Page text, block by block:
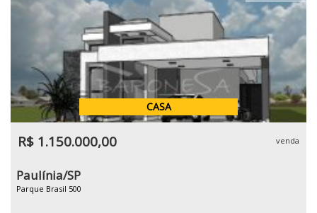
CASA
R$ 1.150.000,00 venda
Paulínia/SP
Parque Brasil 500